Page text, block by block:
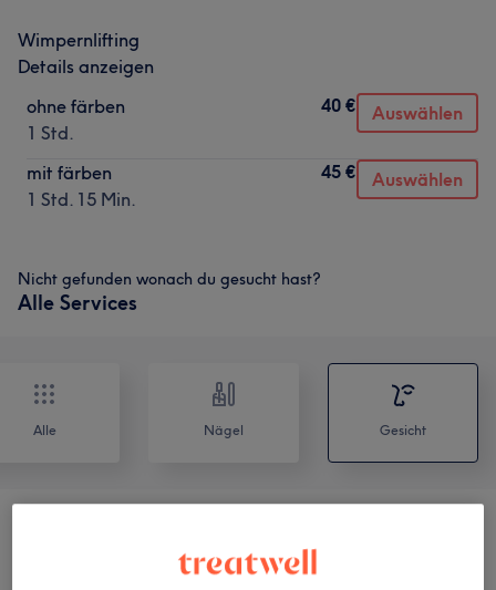
Wimpernlifting
Details anzeigen
ohne färben
1 Std.
40 € Auswählen
mit färben
1 Std. 15 Min.
45 € Auswählen
Nicht gefunden wonach du gesucht hast?
Alle Services
Alle Nägel Gesicht